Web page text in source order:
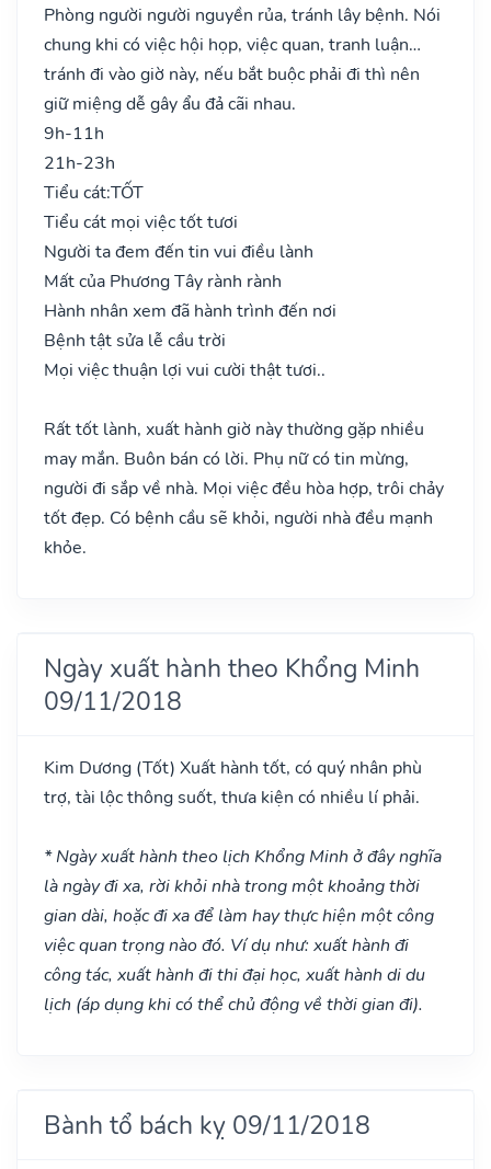
Phòng người người nguyền rủa, tránh lây bệnh. Nói
chung khi có việc hội họp, việc quan, tranh luận…
tránh đi vào giờ này, nếu bắt buộc phải đi thì nên
giữ miệng dễ gây ẩu đả cãi nhau.
9h-11h
21h-23h
Tiểu cát:TỐT
Tiểu cát mọi việc tốt tươi
Người ta đem đến tin vui điều lành
Mất của Phương Tây rành rành
Hành nhân xem đã hành trình đến nơi
Bệnh tật sửa lễ cầu trời
Mọi việc thuận lợi vui cười thật tươi..
Rất tốt lành, xuất hành giờ này thường gặp nhiều
may mắn. Buôn bán có lời. Phụ nữ có tin mừng,
người đi sắp về nhà. Mọi việc đều hòa hợp, trôi chảy
tốt đẹp. Có bệnh cầu sẽ khỏi, người nhà đều mạnh
khỏe.
Ngày xuất hành theo Khổng Minh
09/11/2018
Kim Dương (Tốt) Xuất hành tốt, có quý nhân phù
trợ, tài lộc thông suốt, thưa kiện có nhiều lí phải.
* Ngày xuất hành theo lịch Khổng Minh ở đây nghĩa
là ngày đi xa, rời khỏi nhà trong một khoảng thời
gian dài, hoặc đi xa để làm hay thực hiện một công
việc quan trọng nào đó. Ví dụ như: xuất hành đi
công tác, xuất hành đi thi đại học, xuất hành di du
lịch (áp dụng khi có thể chủ động về thời gian đi).
Bành tổ bách kỵ 09/11/2018